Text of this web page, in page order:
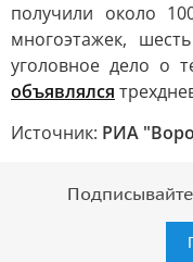
получили около
многоэтажек,
уголовное дело о
объявлялся
Источник: РИА